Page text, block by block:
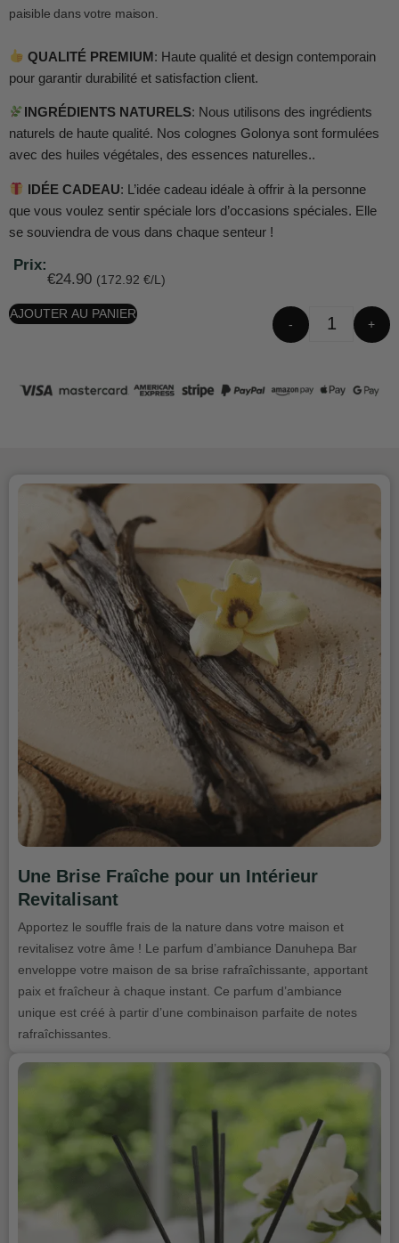
paisible dans votre maison.
QUALITÉ PREMIUM: Haute qualité et design contemporain
pour garantir durabilité et satisfaction client.
INGRÉDIENTS NATURELS: Nous utilisons des ingrédients
naturels de haute qualité. Nos colognes Golonya sont formulées
avec des huiles végétales, des essences naturelles..
IDÉE CADEAU: L’idée cadeau idéale à offrir à la personne
que vous voulez sentir spéciale lors d’occasions spéciales. Elle
se souviendra de vous dans chaque senteur !
Prix:
€24.90 (172.92 €/L)
- +
AJOUTER AU PANIER
Une Brise Fraîche pour un Intérieur
Revitalisant
Apportez le souffle frais de la nature dans votre maison et
revitalisez votre âme ! Le parfum d’ambiance Danuhepa Bar
enveloppe votre maison de sa brise rafraîchissante, apportant
paix et fraîcheur à chaque instant. Ce parfum d’ambiance
unique est créé à partir d’une combinaison parfaite de notes
rafraîchissantes.